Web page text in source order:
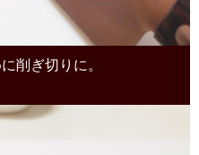
削ぎ切りに。